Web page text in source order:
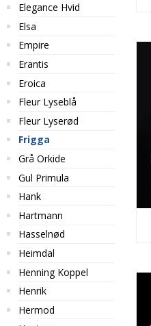
Elegance Hvid
Elsa
Empire
Erantis
Eroica
Fleur Lyseblå
Fleur Lyserød
Frigga
Grå Orkide
Gul Primula
Hank
Hartmann
Hasselnød
Heimdal
Henning Koppel
Henrik
Hermod